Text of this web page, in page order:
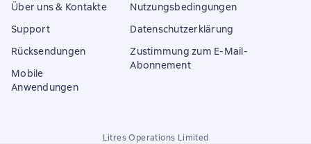
Über uns & Kontakte
Support
Rücksendungen
Mobile
Anwendungen
Nutzungsbedingungen
Datenschutzerklärung
Zustimmung zum E-Mail-
Abonnement
Litres Operations Limited